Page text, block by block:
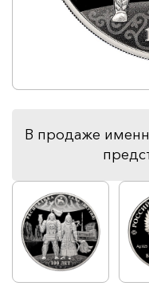
В продаже